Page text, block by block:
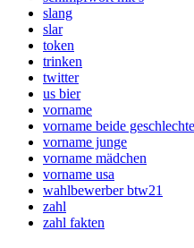
slang
slar
token
trinken
twitter
us bier
vorname
vorname beide
vorname junge
vorname mädchen
vorname usa
wahlbewerber btw21
zahl
zahl fakten